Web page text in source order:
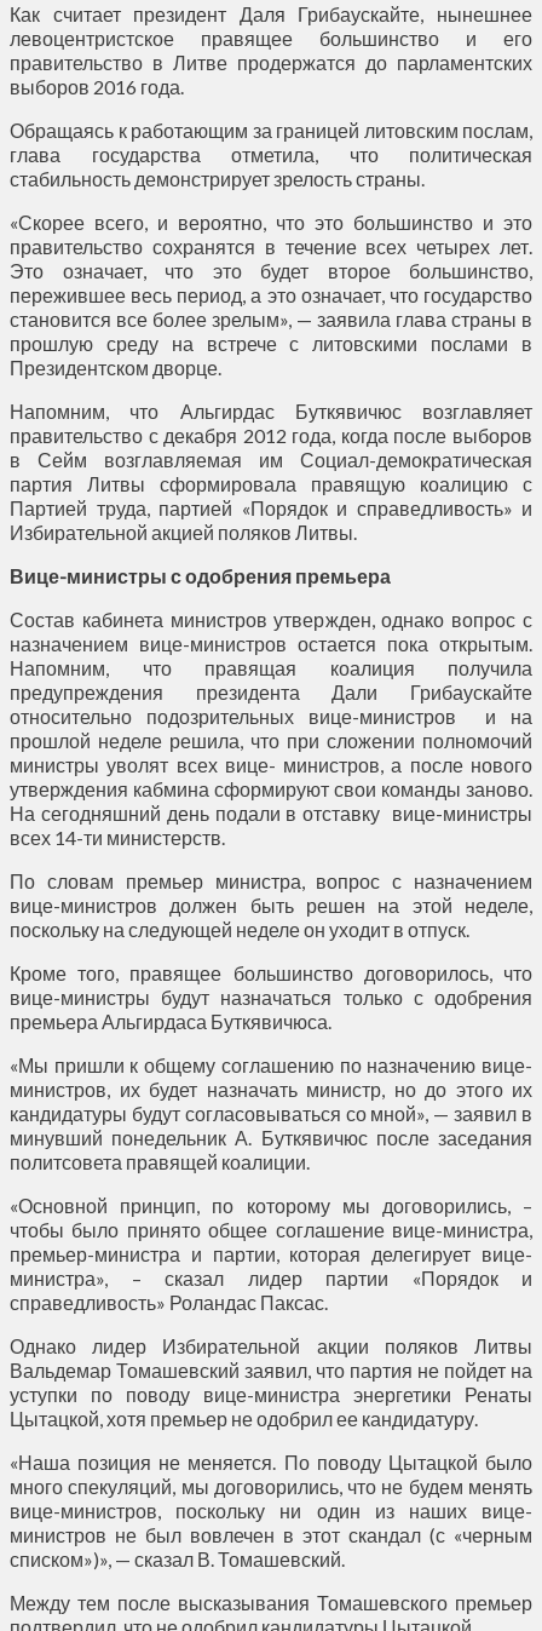
Как считает президент Даля Грибаускайте, нынешнее
левоцентристское правящее большинство и его
правительство в Литве продержатся до парламентских
выборов 2016 года.
Обращаясь к работающим за границей литовским послам,
глава государства отметила, что политическая
стабильность демонстрирует зрелость страны.
«Скорее всего, и вероятно, что это большинство и это
правительство сохранятся в течение всех четырех лет.
Это означает, что это будет второе большинство,
пережившее весь период, а это означает, что государство
становится все более зрелым», — заявила глава страны в
прошлую среду на встрече с литовскими послами в
Президентском дворце.
Напомним, что Альгирдас Буткявичюс возглавляет
правительство с декабря 2012 года, когда после выборов
в Сейм возглавляемая им Социал-демократическая
партия Литвы сформировала правящую коалицию с
Партией труда, партией «Порядок и справедливость» и
Избирательной акцией поляков Литвы.
Вице-министры с одобрения премьера
Состав кабинета министров утвержден, однако вопрос с
назначением вице-министров остается пока открытым.
Напомним, что правящая коалиция получила
предупреждения президента Дали Грибаускайте
относительно подозрительных вице-министров и на
прошлой неделе решила, что при сложении полномочий
министры уволят всех вице- министров, а после нового
утверждения кабмина сформируют свои команды заново.
На сегодняшний день подали в отставку вице-министры
всех 14-ти министерств.
По словам премьер министра, вопрос с назначением
вице-министров должен быть решен на этой неделе,
поскольку на следующей неделе он уходит в отпуск.
Кроме того, правящее большинство договорилось, что
вице-министры будут назначаться только с одобрения
премьера Альгирдаса Буткявичюса.
«Мы пришли к общему соглашению по назначению вице-
министров, их будет назначать министр, но до этого их
кандидатуры будут согласовываться со мной», — заявил в
минувший понедельник А. Буткявичюс после заседания
политсовета правящей коалиции.
«Основной принцип, по которому мы договорились, –
чтобы было принято общее соглашение вице-министра,
премьер-министра и партии, которая делегирует вице-
министра», – сказал лидер партии «Порядок и
справедливость» Роландас Паксас.
Однако лидер Избирательной акции поляков Литвы
Вальдемар Томашевский заявил, что партия не пойдет на
уступки по поводу вице-министра энергетики Ренаты
Цытацкой, хотя премьер не одобрил ее кандидатуру.
«Наша позиция не меняется. По поводу Цытацкой было
много спекуляций, мы договорились, что не будем менять
вице-министров, поскольку ни один из наших вице-
министров не был вовлечен в этот скандал (с «черным
списком»)», — сказал В. Томашевский.
Между тем после высказывания Томашевского премьер